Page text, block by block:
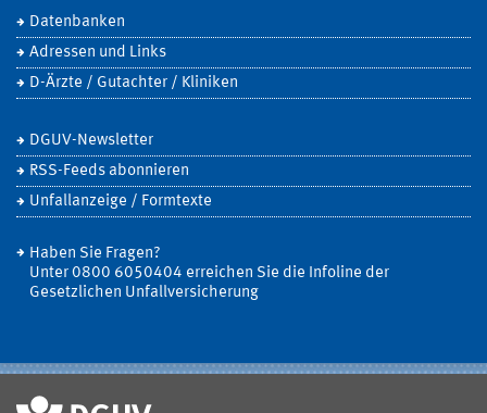
Datenbanken
Adressen und Links
D-Ärzte / Gutachter / Kliniken
DGUV-Newsletter
RSS-Feeds abonnieren
Unfallanzeige / Formtexte
Haben Sie Fragen?
Unter 0800 6050404 erreichen Sie die Infoline der
Gesetzlichen Unfallversicherung